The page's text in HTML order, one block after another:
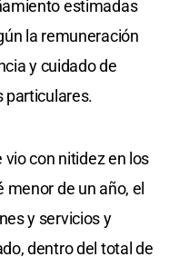
estimadas
la remuneración
y cuidado de
particulares.
vio con nitidez en los
de un año, el
y servicios y
dentro del total de